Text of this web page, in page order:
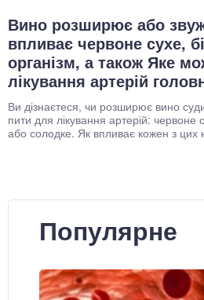
Вино розширює або
впливає червоне сухе,
організм, а також Яке
лікування артерій
Ви дізнаєтеся, чи розширює вино
пити для лікування артерій: червоне
або солодке. Як впливає кожен з цих
Популярне